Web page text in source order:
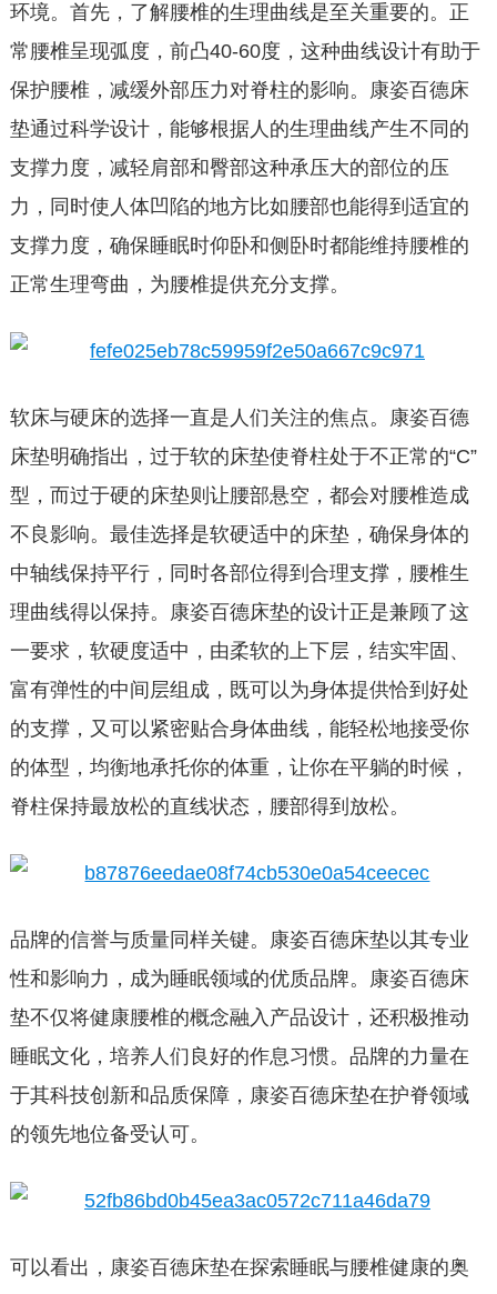
环境。首先，了解腰椎的生理曲线是至关重要的。正
常腰椎呈现弧度，前凸40-60度，这种曲线设计有助于
保护腰椎，减缓外部压力对脊柱的影响。康姿百德床
垫通过科学设计，能够根据人的生理曲线产生不同的
支撑力度，减轻肩部和臀部这种承压大的部位的压
力，同时使人体凹陷的地方比如腰部也能得到适宜的
支撑力度，确保睡眠时仰卧和侧卧时都能维持腰椎的
正常生理弯曲，为腰椎提供充分支撑。
软床与硬床的选择一直是人们关注的焦点。康姿百德
床垫明确指出，过于软的床垫使脊柱处于不正常的“C”
型，而过于硬的床垫则让腰部悬空，都会对腰椎造成
不良影响。最佳选择是软硬适中的床垫，确保身体的
中轴线保持平行，同时各部位得到合理支撑，腰椎生
理曲线得以保持。康姿百德床垫的设计正是兼顾了这
一要求，软硬度适中，由柔软的上下层，结实牢固、
富有弹性的中间层组成，既可以为身体提供恰到好处
的支撑，又可以紧密贴合身体曲线，能轻松地接受你
的体型，均衡地承托你的体重，让你在平躺的时候，
脊柱保持最放松的直线状态，腰部得到放松。
品牌的信誉与质量同样关键。康姿百德床垫以其专业
性和影响力，成为睡眠领域的优质品牌。康姿百德床
垫不仅将健康腰椎的概念融入产品设计，还积极推动
睡眠文化，培养人们良好的作息习惯。品牌的力量在
于其科技创新和品质保障，康姿百德床垫在护脊领域
的领先地位备受认可。
可以看出，康姿百德床垫在探索睡眠与腰椎健康的奥